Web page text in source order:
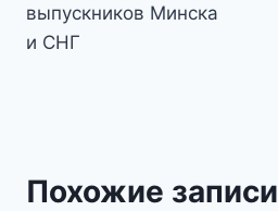
выпускников Минска
и СНГ
Похожие записи